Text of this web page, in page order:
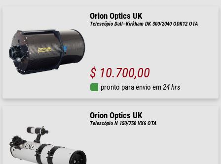
Orion Optics UK
Telescópio Dall–Kirkham DK 300/2040 ODK12 OTA
$ 10.700,00
pronto para envio em24 hrs
Orion Optics UK
Telescópio N 150/750 VX6 OTA